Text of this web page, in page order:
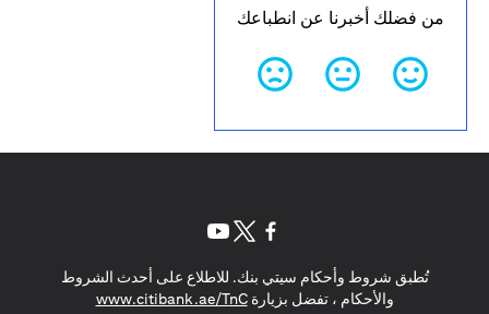
من فضلك أخبرنا عن انطباعك
تُطبق شروط وأحكام سيتي بنك. للاطلاع على أحدث الشروط
والأحكام ، تفضل بزيارةwww.citibank.ae/TnC
(opens in a new tab)